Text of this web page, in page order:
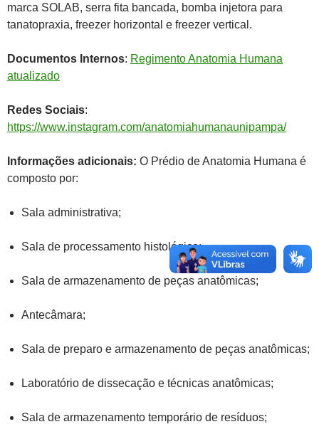
marca SOLAB, serra fita bancada, bomba injetora para
tanatopraxia, freezer horizontal e freezer vertical.
Documentos Internos: Regimento Anatomia Humana
atualizado
Redes Sociais:
https://www.instagram.com/anatomiahumanaunipampa/
Informações adicionais: O Prédio de Anatomia Humana é
composto por:
Sala administrativa;
Sala de processamento histológico;
Sala de armazenamento de peças anatômicas;
Antecâmara;
Sala de preparo e armazenamento de peças anatômicas;
Laboratório de dissecação e técnicas anatômicas;
Sala de armazenamento temporário de resíduos;